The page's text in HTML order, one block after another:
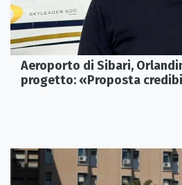
Aeroporto di Sibari,
progetto: «Proposta